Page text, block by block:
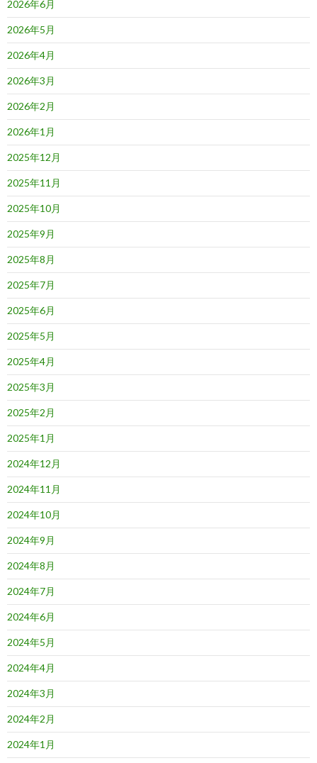
2026年6月
2026年5月
2026年4月
2026年3月
2026年2月
2026年1月
2025年12月
2025年11月
2025年10月
2025年9月
2025年8月
2025年7月
2025年6月
2025年5月
2025年4月
2025年3月
2025年2月
2025年1月
2024年12月
2024年11月
2024年10月
2024年9月
2024年8月
2024年7月
2024年6月
2024年5月
2024年4月
2024年3月
2024年2月
2024年1月